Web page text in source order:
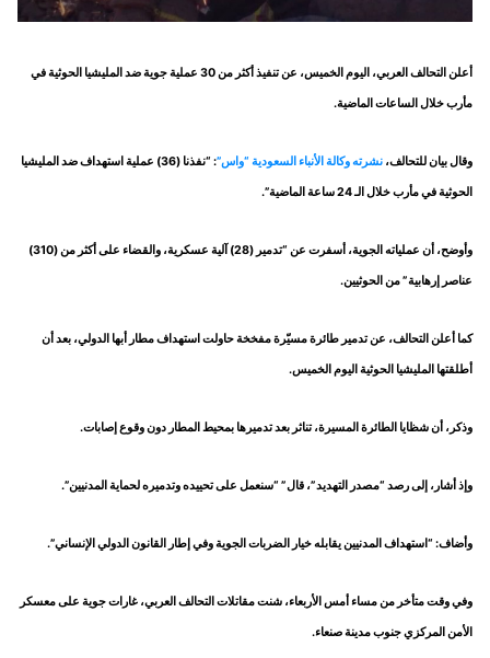
أعلن التحالف العربي، اليوم الخميس، عن تنفيذ أكثر من 30 عملية جوية ضد المليشيا الحوثية في
مأرب خلال الساعات الماضية.
وقال بيان للتحالف، نشرته وكالة الأنباء السعودية “واس” : “نفذنا (36) عملية استهداف ضد المليشيا
الحوثية في مأرب خلال الـ 24 ساعة الماضية”.
وأوضح، أن عملياته الجوية، أسفرت عن “تدمير (28) آلية عسكرية، والقضاء على أكثر من (310)
عناصر إرهابية” من الحوثيين.
كما أعلن التحالف، عن تدمير طائرة مسيّرة مفخخة حاولت استهداف مطار أبها الدولي، بعد أن
أطلقتها المليشيا الحوثية اليوم الخميس.
وذكر، أن شظايا الطائرة المسيرة، تناثر بعد تدميرها بمحيط المطار دون وقوع إصابات.
وإذ أشار، إلى رصد “مصدر التهديد”، قال” “سنعمل على تحييده وتدميره لحماية المدنيين”.
وأضاف: “استهداف المدنيين يقابله خيار الضربات الجوية وفي إطار القانون الدولي الإنساني”.
وفي وقت متأخر من مساء أمس الأربعاء، شنت مقاتلات التحالف العربي، غارات جوية على معسكر
الأمن المركزي جنوب مدينة صنعاء.